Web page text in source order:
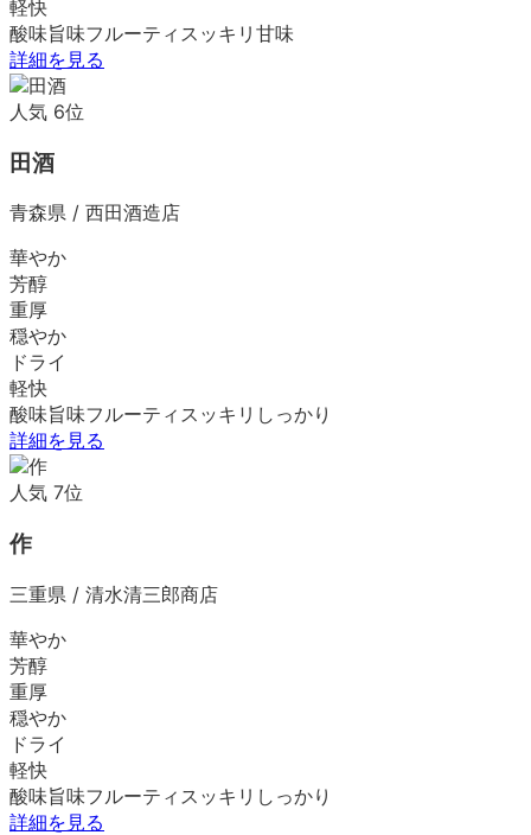
軽快
酸味旨味フルーティ スッキリ 甘味
詳細を見る
人気 6位
田酒
青森県 / 西田酒造店
華やか
芳醇
重厚
穏やか
ドライ
軽快
酸味旨味フルーティ スッキリ しっかり
詳細を見る
人気 7位
作
三重県 / 清水清三郎商店
華やか
芳醇
重厚
穏やか
ドライ
軽快
酸味旨味フルーティ スッキリ しっかり
詳細を見る